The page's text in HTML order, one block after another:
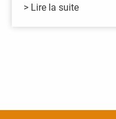
> Lire la suite